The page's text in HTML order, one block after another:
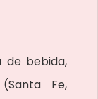
de bebida,
Fe,